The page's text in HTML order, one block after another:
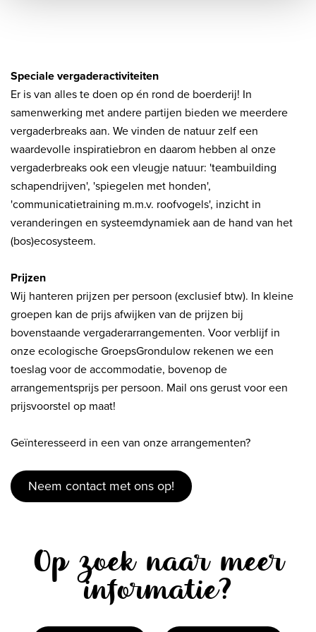
Speciale vergaderactiviteiten
Er is van alles te doen op én rond de boerderij! In
samenwerking met andere partijen bieden we meerdere
vergaderbreaks aan. We vinden de natuur zelf een
waardevolle inspiratiebron en daarom hebben al onze
vergaderbreaks ook een vleugje natuur: 'teambuilding
schapendrijven', 'spiegelen met honden',
'communicatietraining m.m.v. roofvogels', inzicht in
veranderingen en systeemdynamiek aan de hand van het
(bos)ecosysteem.
Prijzen
Wij hanteren prijzen per persoon (exclusief btw). In kleine
groepen kan de prijs afwijken van de prijzen bij
bovenstaande vergaderarrangementen. Voor verblijf in
onze ecologische GroepsGrondulow rekenen we een
toeslag voor de accommodatie, bovenop de
arrangementsprijs per persoon. Mail ons gerust voor een
prijsvoorstel op maat!
Geïnteresseerd in een van onze arrangementen?
Neem contact met ons op!
Op zoek naar meer
informatie?